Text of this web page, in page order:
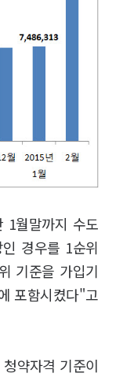
1월말까지 수도
경우를 1순위
기준을 가입기
포함시켰다"고
약자격 기준이